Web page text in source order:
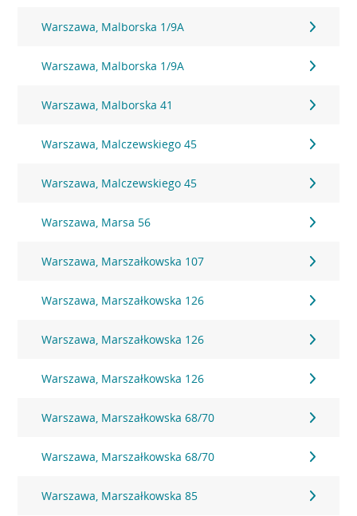
Warszawa, Malborska 1/9A
Warszawa, Malborska 1/9A
Warszawa, Malborska 41
Warszawa, Malczewskiego 45
Warszawa, Malczewskiego 45
Warszawa, Marsa 56
Warszawa, Marszałkowska 107
Warszawa, Marszałkowska 126
Warszawa, Marszałkowska 126
Warszawa, Marszałkowska 126
Warszawa, Marszałkowska 68/70
Warszawa, Marszałkowska 68/70
Warszawa, Marszałkowska 85